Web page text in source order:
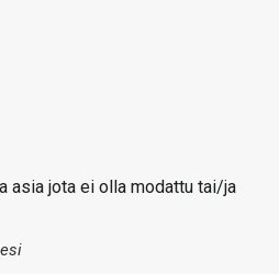
asia jota ei olla modattu tai/ja